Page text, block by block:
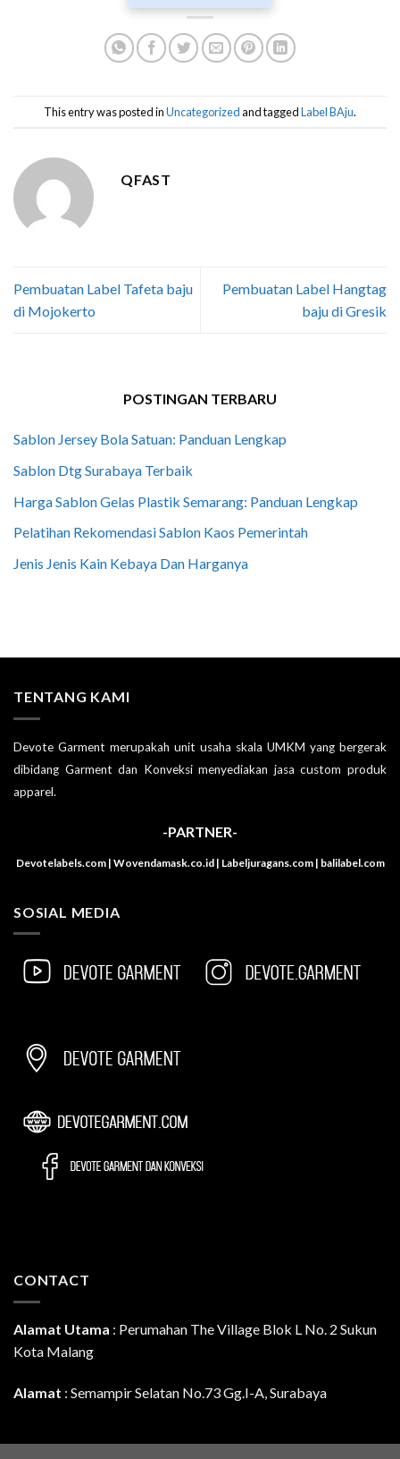
This entry was posted inUncategorizedand taggedLabel BAju.
QFAST
Pembuatan Label Tafeta baju
di Mojokerto
Pembuatan Label Hangtag
baju di Gresik
POSTINGAN TERBARU
Sablon Jersey Bola Satuan: Panduan Lengkap
Sablon Dtg Surabaya Terbaik
Harga Sablon Gelas Plastik Semarang: Panduan Lengkap
Pelatihan Rekomendasi Sablon Kaos Pemerintah
Jenis Jenis Kain Kebaya Dan Harganya
TENTANG KAMI
Devote Garment merupakah unit usaha skala UMKM yang bergerak
dibidang Garment dan Konveksi menyediakan jasa custom produk
apparel.
-PARTNER-
Devotelabels.com | Wovendamask.co.id | Labeljuragans.com | balilabel.com
SOSIAL MEDIA
CONTACT
Alamat Utama : Perumahan The Village Blok L No. 2 Sukun
Kota Malang
Alamat : Semampir Selatan No.73 Gg.I-A, Surabaya